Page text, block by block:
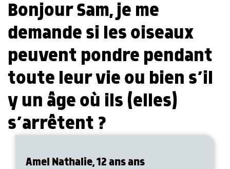
Bonjour Sam, je me
demande si les oiseaux
peuvent pondre pendant
toute leur vie ou bien s’il
y un âge où ils (elles)
s’arrêtent ?
Amel Nathalie, 12 ans ans